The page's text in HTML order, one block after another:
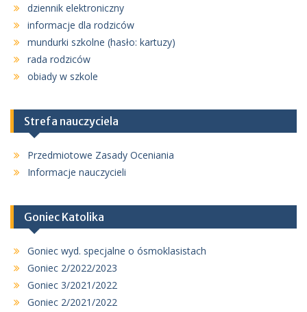
dziennik elektroniczny
informacje dla rodziców
mundurki szkolne (hasło: kartuzy)
rada rodziców
obiady w szkole
Strefa nauczyciela
Przedmiotowe Zasady Oceniania
Informacje nauczycieli
Goniec Katolika
Goniec wyd. specjalne o ósmoklasistach
Goniec 2/2022/2023
Goniec 3/2021/2022
Goniec 2/2021/2022